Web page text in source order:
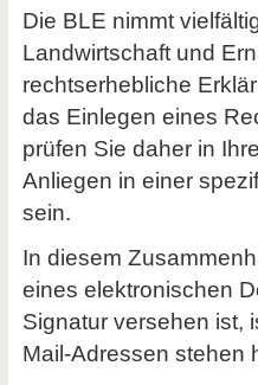
Die BLE nimmt
Landwirtschaft und
rechtserhebliche
das Einlegen eines
prüfen Sie daher in
Anliegen in einer
sein.
In diesem
eines elektronischen
Signatur versehen ist,
Mail-Adressen stehen